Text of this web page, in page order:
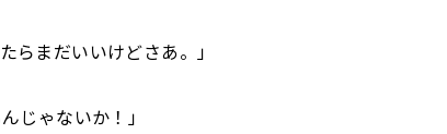
らまだいいけどさあ。」
じゃないか！」